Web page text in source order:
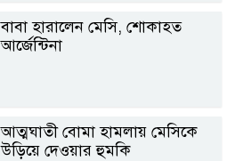
বাবা হারালেন মেসি, শোকাহত
আর্জেন্টিনা
আত্মঘাতী বোমা হামলায় মেসিকে
উড়িয়ে দেওয়ার হুমকি